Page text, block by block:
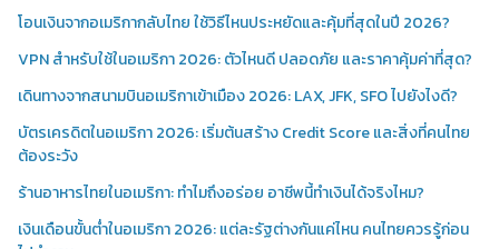
โอนเงินจากอเมริกากลับไทย ใช้วิธีไหนประหยัดและคุ้มที่สุดในปี 2026?
VPN สำหรับใช้ในอเมริกา 2026: ตัวไหนดี ปลอดภัย และราคาคุ้มค่าที่สุด?
เดินทางจากสนามบินอเมริกาเข้าเมือง 2026: LAX, JFK, SFO ไปยังไงดี?
บัตรเครดิตในอเมริกา 2026: เริ่มต้นสร้าง Credit Score และสิ่งที่คนไทย
ต้องระวัง
ร้านอาหารไทยในอเมริกา: ทำไมถึงอร่อย อาชีพนี้ทำเงินได้จริงไหม?
เงินเดือนขั้นต่ำในอเมริกา 2026: แต่ละรัฐต่างกันแค่ไหน คนไทยควรรู้ก่อน